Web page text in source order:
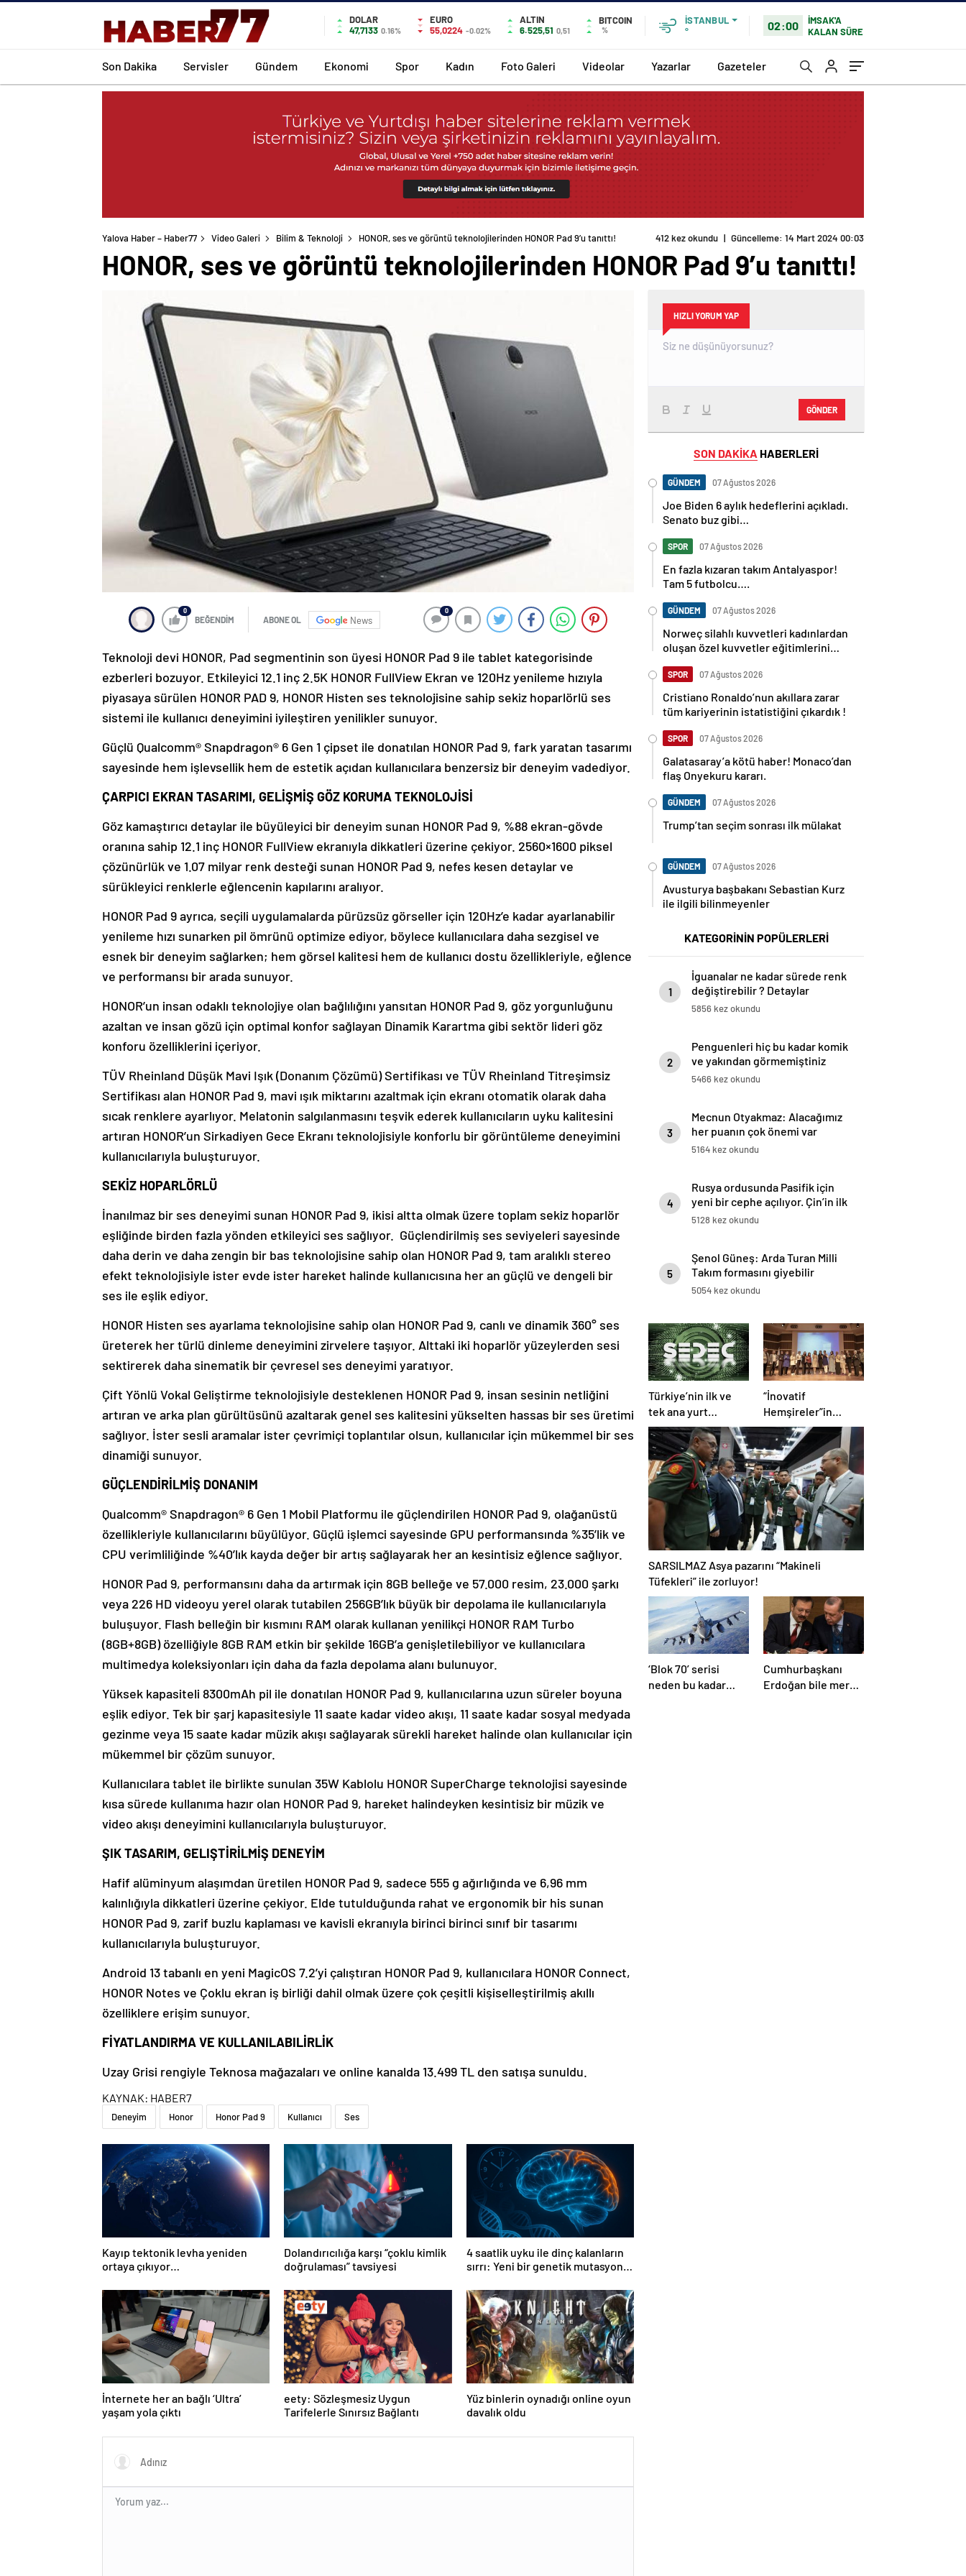
DOLAR
47,7133 0.16%
EURO
55,0224 -0.02%
ALTIN
6.525,51 0,51
BITCOIN
%
İSTANBUL
°
02:00
İMSAK'A
KALAN SÜRE
Son Dakika Servisler Gündem Ekonomi Spor Kadın Foto Galeri Videolar Yazarlar Gazeteler
Yalova Haber – Haber77 Video Galeri Bilim & Teknoloji HONOR, ses ve görüntü teknolojilerinden HONOR Pad 9’u tanıttı! 412 kez okundu | Güncelleme: 14 Mart 2024 00:03
HONOR, ses ve görüntü teknolojilerinden HONOR Pad 9’u tanıttı!
0
BEĞENDİM ABONE OL News
0
Teknoloji devi HONOR, Pad segmentinin son üyesi HONOR Pad 9 ile tablet kategorisinde
ezberleri bozuyor. Etkileyici 12.1 inç 2.5K HONOR FullView Ekran ve 120Hz yenileme hızıyla
piyasaya sürülen HONOR PAD 9, HONOR Histen ses teknolojisine sahip sekiz hoparlörlü ses
sistemi ile kullanıcı deneyimini iyileştiren yenilikler sunuyor.
Güçlü Qualcomm® Snapdragon® 6 Gen 1 çipset ile donatılan HONOR Pad 9, fark yaratan tasarımı
sayesinde hem işlevsellik hem de estetik açıdan kullanıcılara benzersiz bir deneyim vadediyor.
ÇARPICI EKRAN TASARIMI, GELİŞMİŞ GÖZ KORUMA TEKNOLOJİSİ
Göz kamaştırıcı detaylar ile büyüleyici bir deneyim sunan HONOR Pad 9, %88 ekran-gövde
oranına sahip 12.1 inç HONOR FullView ekranıyla dikkatleri üzerine çekiyor. 2560×1600 piksel
çözünürlük ve 1.07 milyar renk desteği sunan HONOR Pad 9, nefes kesen detaylar ve
sürükleyici renklerle eğlencenin kapılarını aralıyor.
HONOR Pad 9 ayrıca, seçili uygulamalarda pürüzsüz görseller için 120Hz’e kadar ayarlanabilir
yenileme hızı sunarken pil ömrünü optimize ediyor, böylece kullanıcılara daha sezgisel ve
esnek bir deneyim sağlarken; hem görsel kalitesi hem de kullanıcı dostu özellikleriyle, eğlence
ve performansı bir arada sunuyor.
HONOR’un insan odaklı teknolojiye olan bağlılığını yansıtan HONOR Pad 9, göz yorgunluğunu
azaltan ve insan gözü için optimal konfor sağlayan Dinamik Karartma gibi sektör lideri göz
konforu özelliklerini içeriyor.
TÜV Rheinland Düşük Mavi Işık (Donanım Çözümü) Sertifikası ve TÜV Rheinland Titreşimsiz
Sertifikası alan HONOR Pad 9, mavi ışık miktarını azaltmak için ekranı otomatik olarak daha
sıcak renklere ayarlıyor. Melatonin salgılanmasını teşvik ederek kullanıcıların uyku kalitesini
artıran HONOR’un Sirkadiyen Gece Ekranı teknolojisiyle konforlu bir görüntüleme deneyimini
kullanıcılarıyla buluşturuyor.
SEKİZ HOPARLÖRLÜ
İnanılmaz bir ses deneyimi sunan HONOR Pad 9, ikisi altta olmak üzere toplam sekiz hoparlör
eşliğinde birden fazla yönden etkileyici ses sağlıyor. Güçlendirilmiş ses seviyeleri sayesinde
daha derin ve daha zengin bir bas teknolojisine sahip olan HONOR Pad 9, tam aralıklı stereo
efekt teknolojisiyle ister evde ister hareket halinde kullanıcısına her an güçlü ve dengeli bir
ses ile eşlik ediyor.
HONOR Histen ses ayarlama teknolojisine sahip olan HONOR Pad 9, canlı ve dinamik 360° ses
üreterek her türlü dinleme deneyimini zirvelere taşıyor. Alttaki iki hoparlör yüzeylerden sesi
sektirerek daha sinematik bir çevresel ses deneyimi yaratıyor.
Çift Yönlü Vokal Geliştirme teknolojisiyle desteklenen HONOR Pad 9, insan sesinin netliğini
artıran ve arka plan gürültüsünü azaltarak genel ses kalitesini yükselten hassas bir ses üretimi
sağlıyor. İster sesli aramalar ister çevrimiçi toplantılar olsun, kullanıcılar için mükemmel bir ses
dinamiği sunuyor.
GÜÇLENDİRİLMİŞ DONANIM
Qualcomm® Snapdragon® 6 Gen 1 Mobil Platformu ile güçlendirilen HONOR Pad 9, olağanüstü
özellikleriyle kullanıcılarını büyülüyor. Güçlü işlemci sayesinde GPU performansında %35’lik ve
CPU verimliliğinde %40’lık kayda değer bir artış sağlayarak her an kesintisiz eğlence sağlıyor.
HONOR Pad 9, performansını daha da artırmak için 8GB belleğe ve 57.000 resim, 23.000 şarkı
veya 226 HD videoyu yerel olarak tutabilen 256GB’lık büyük bir depolama ile kullanıcılarıyla
buluşuyor. Flash belleğin bir kısmını RAM olarak kullanan yenilikçi HONOR RAM Turbo
(8GB+8GB) özelliğiyle 8GB RAM etkin bir şekilde 16GB’a genişletilebiliyor ve kullanıcılara
multimedya koleksiyonları için daha da fazla depolama alanı bulunuyor.
Yüksek kapasiteli 8300mAh pil ile donatılan HONOR Pad 9, kullanıcılarına uzun süreler boyuna
eşlik ediyor. Tek bir şarj kapasitesiyle 11 saate kadar video akışı, 11 saate kadar sosyal medyada
gezinme veya 15 saate kadar müzik akışı sağlayarak sürekli hareket halinde olan kullanıcılar için
mükemmel bir çözüm sunuyor.
Kullanıcılara tablet ile birlikte sunulan 35W Kablolu HONOR SuperCharge teknolojisi sayesinde
kısa sürede kullanıma hazır olan HONOR Pad 9, hareket halindeyken kesintisiz bir müzik ve
video akışı deneyimini kullanıcılarıyla buluşturuyor.
ŞIK TASARIM, GELIŞTİRİLMİŞ DENEYİM
Hafif alüminyum alaşımdan üretilen HONOR Pad 9, sadece 555 g ağırlığında ve 6,96 mm
kalınlığıyla dikkatleri üzerine çekiyor. Elde tutulduğunda rahat ve ergonomik bir his sunan
HONOR Pad 9, zarif buzlu kaplaması ve kavisli ekranıyla birinci birinci sınıf bir tasarımı
kullanıcılarıyla buluşturuyor.
Android 13 tabanlı en yeni MagicOS 7.2’yi çalıştıran HONOR Pad 9, kullanıcılara HONOR Connect,
HONOR Notes ve Çoklu ekran iş birliği dahil olmak üzere çok çeşitli kişiselleştirilmiş akıllı
özelliklere erişim sunuyor.
FİYATLANDIRMA VE KULLANILABILİRLİK
Uzay Grisi rengiyle Teknosa mağazaları ve online kanalda 13.499 TL den satışa sunuldu.
KAYNAK: HABER7
Deneyim Honor Honor Pad 9 Kullanıcı Ses
Kayıp tektonik levha yeniden
ortaya çıkıyor…
Dolandırıcılığa karşı “çoklu kimlik
doğrulaması” tavsiyesi
4 saatlik uyku ile dinç kalanların
sırrı: Yeni bir genetik mutasyon
İnternete her an bağlı ‘Ultra’
yaşam yola çıktı
eety: Sözleşmesiz Uygun
Tarifelerle Sınırsız Bağlantı
Yüz binlerin oynadığı online oyun
davalık oldu
HIZLI YORUM YAP
GÖNDER
SON DAKİKA HABERLERİ
GÜNDEM 07 Ağustos 2026
Joe Biden 6 aylık hedeflerini açıkladı.
Senato buz gibi…
SPOR 07 Ağustos 2026
En fazla kızaran takım Antalyaspor!
Tam 5 futbolcu….
GÜNDEM 07 Ağustos 2026
Norweç silahlı kuvvetleri kadınlardan
oluşan özel kuvvetler eğitimlerini
SPOR 07 Ağustos 2026
Cristiano Ronaldo’nun akıllara zarar
tüm kariyerinin istatistiğini çıkardık !
SPOR 07 Ağustos 2026
Galatasaray’a kötü haber! Monaco’dan
flaş Onyekuru kararı.
GÜNDEM 07 Ağustos 2026
Trump’tan seçim sonrası ilk mülakat
GÜNDEM 07 Ağustos 2026
Avusturya başbakanı Sebastian Kurz
ile ilgili bilinmeyenler
KATEGORİNİN POPÜLERLERİ
1
İguanalar ne kadar sürede renk
değiştirebilir ? Detaylar
burada…
5856 kez okundu
2
Penguenleri hiç bu kadar komik
ve yakından görmemiştiniz
5466 kez okundu
3
Mecnun Otyakmaz: Alacağımız
her puanın çok önemi var
5164 kez okundu
4
Rusya ordusunda Pasifik için
yeni bir cephe açılıyor. Çin’in ilk
tepkisi!
5128 kez okundu
5
Şenol Güneş: Arda Turan Milli
Takım formasını giyebilir
5054 kez okundu
Türkiye’nin ilk ve
tek ana yurt
güvenliği fuarı
SEDEC için geri
sayım
“İnovatif
Hemşireler”in
fikirlerinden 44
proje ortaya çıktı!
SARSILMAZ Asya pazarını “Makineli
Tüfekleri” ile zorluyor!
‘Blok 70’ serisi
neden bu kadar
Cumhurbaşkanı
Erdoğan bile merak